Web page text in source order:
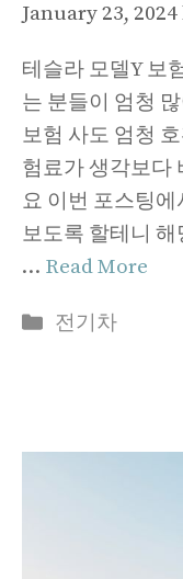
January 23, 2024
테슬라 모델Y 보
는 분들이 엄청
보험 사도 엄청
험료가 생각보다
요 이번 포스팅에
보도록 할테니
… Read More
Categories
전기차